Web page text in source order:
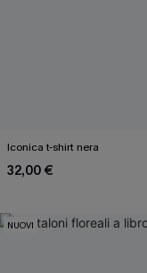
Iconica t-shirt nera
32,00 €
NUOVI